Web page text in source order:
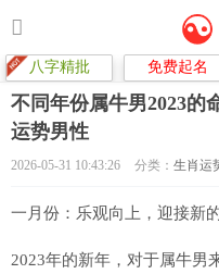
八字精批 免费起名
不同年份属牛男2023的
运势男性
2026-05-31 10:43:26 分类： 生肖运
一月份：乐观向上，迎接新
2023年的新年，对于属牛男